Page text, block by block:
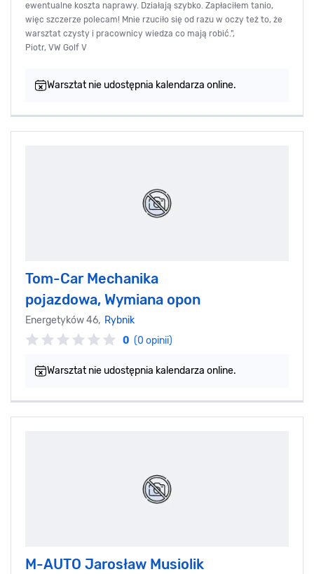
ewentualne koszta naprawy. Działają szybko. Zapłaciłem tanio,
więc szczerze polecam! Mnie rzuciło się od razu w oczy też to, że
warsztat czysty i pracownicy wiedza co mają robić.",
Piotr, VW Golf V
Warsztat nie udostępnia kalendarza online.
Tom-Car Mechanika
pojazdowa, Wymiana opon
Energetyków 46, Rybnik
0 (0 opinii)
Warsztat nie udostępnia kalendarza online.
M-AUTO Jarosław Musiolik